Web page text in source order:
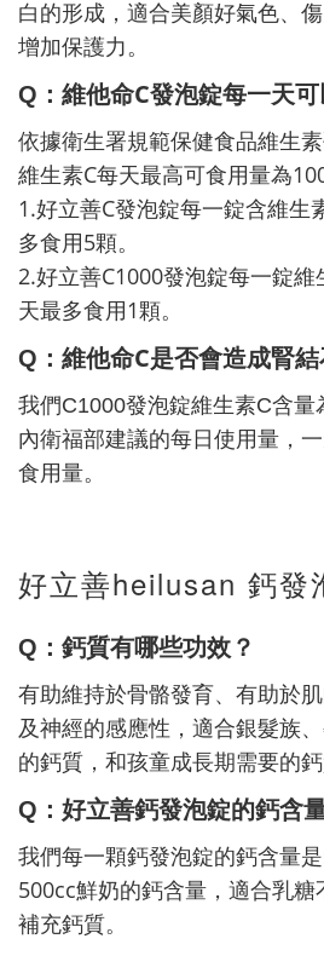
白的形成，適合美顏好氣色、
增加保護力。
Q ：維他命C發泡錠每一天
依據衛生署規範保健食品維生
維生素C每天最高可食用量為
1.好立善C發泡錠每一錠含維生
多食用 5顆。
2.好立善C1000發泡錠每一錠維
天最多食用 1顆。
Q ：維他命C是否會造成腎結
我們C1000發泡錠維生素C含量
內衛福部建議的每日使用量，
食用量。
好立善heilusan 鈣發
Q ：鈣質有哪些功效？
有助維持於骨骼發育、有助於
及神經的感應性，適合銀髮族
的鈣質，和孩童成長期需要的鈣
Q ：好立善鈣發泡錠的鈣含
我們每一顆鈣發泡錠的鈣含量是
500cc鮮奶的鈣含量，適合乳糖
補充鈣質。